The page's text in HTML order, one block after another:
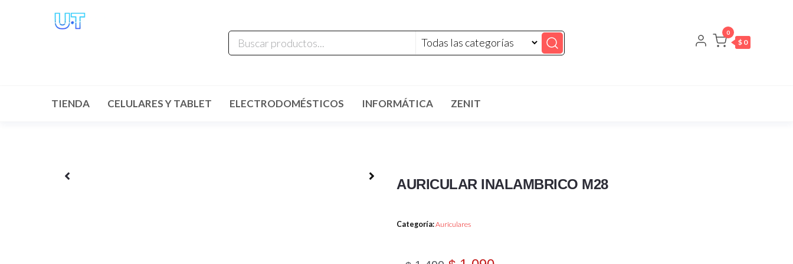
0
$ 0
TIENDA CELULARES Y TABLET ELECTRODOMÉSTICOS INFORMÁTICA ZENIT
AURICULAR INALAMBRICO M28
Categoría:Auriculares